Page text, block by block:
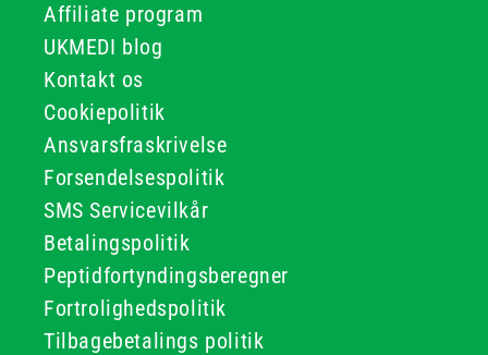
Affiliate program
UKMEDI blog
Kontakt os
Cookiepolitik
Ansvarsfraskrivelse
Forsendelsespolitik
SMS Servicevilkår
Betalingspolitik
Peptidfortyndingsberegner
Fortrolighedspolitik
Tilbagebetalings politik